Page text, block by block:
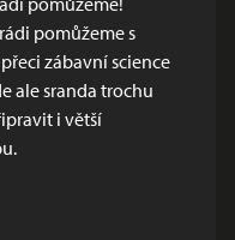
pomůžeme s
zábavní science
ale sranda trochu
i větší